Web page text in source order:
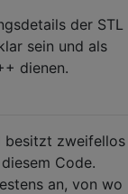
der STL
sein und als
dienen.
besitzt zweifellos
Code.
an, von wo